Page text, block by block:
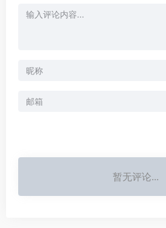
暂无评论...